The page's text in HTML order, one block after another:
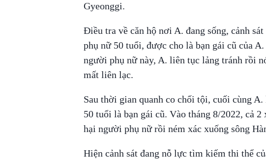
Gyeonggi.
Điều tra về căn hộ nơi A. đang sống, cảnh
phụ nữ 50 tuổi, được cho là bạn gái cũ của
người phụ nữ này, A. liên tục lảng tránh rồi
mất liên lạc.
Sau thời gian quanh co chối tội, cuối cùng
50 tuổi là bạn gái cũ. Vào tháng 8/2022, cả 2
hại người phụ nữ rồi ném xác xuống sông
Hiện cảnh sát đang nỗ lực tìm kiếm thi thể